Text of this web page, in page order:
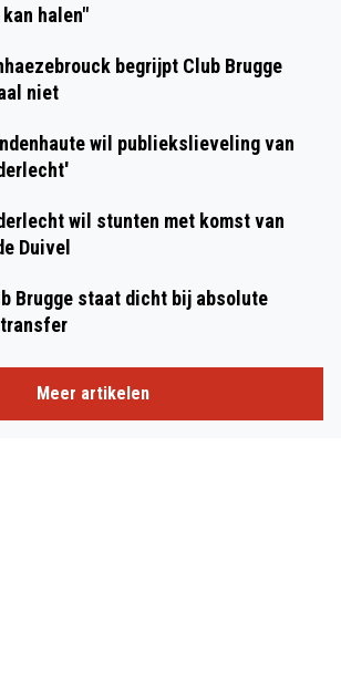
halen"
begrijpt Club Brugge
niet
wil publiekslieveling van
wil stunten met komst van
Duivel
Brugge staat dicht bij absolute
Meer artikelen